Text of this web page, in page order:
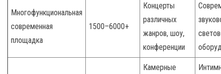
Многофункциональная
современная
площадка
1500–6000+
Концерты
различных
жанров, шоу,
конференции
Камерные